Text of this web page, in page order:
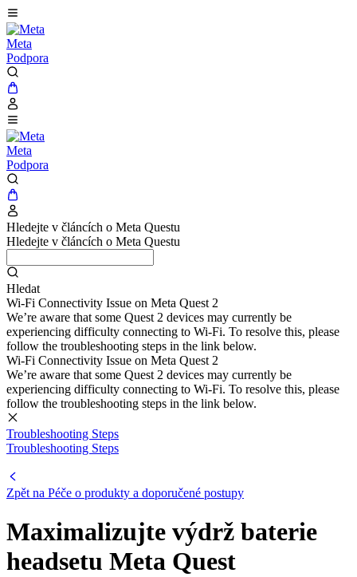
Meta
Podpora
Meta
Podpora
Hledejte v článcích o Meta Questu
Hledejte v článcích o Meta Questu
Hledat
Wi-Fi Connectivity Issue on Meta Quest 2
We’re aware that some Quest 2 devices may currently be
experiencing difficulty connecting to Wi-Fi. To resolve this, please
follow the troubleshooting steps in the link below.
Wi-Fi Connectivity Issue on Meta Quest 2
We’re aware that some Quest 2 devices may currently be
experiencing difficulty connecting to Wi-Fi. To resolve this, please
follow the troubleshooting steps in the link below.
Troubleshooting Steps
Troubleshooting Steps
Zpět na Péče o produkty a doporučené postupy
Maximalizujte výdrž baterie
headsetu Meta Quest